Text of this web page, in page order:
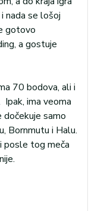
nada se lošoj
gotovo
a gostuje
70 bodova, ali i
ima veoma
dočekuje samo
Bornmutu i Halu.
posle tog meča